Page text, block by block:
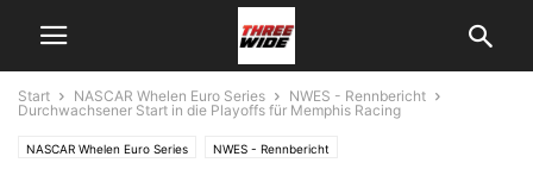
Start NASCAR Whelen Euro Series
NWES - Rennbericht
Durchwachsener Start in die Playoffs für Memphis Racing
NASCAR Whelen Euro Series NWES - Rennbericht